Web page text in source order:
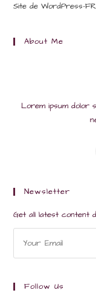
Site de WordPress-FR
About Me
Lorem ipsum dolor
Newsletter
Get all latest content
Follow Us